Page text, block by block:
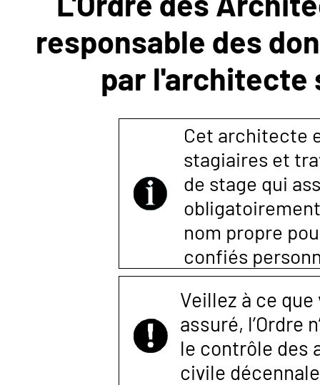
NOUS
CONTACTER
responsable des
par l'architecte
Cet architecte
stagiaires et
de stage qui
nom propre
confiés
Veillez à ce
assuré, l’Ordre
le contrôle des
civile